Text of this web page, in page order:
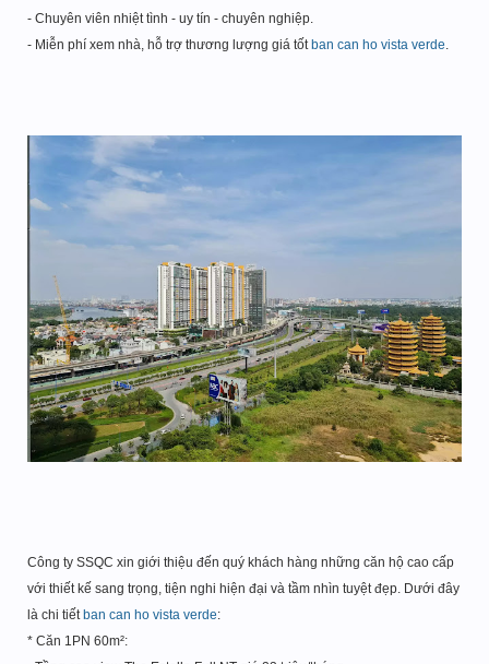
- Chuyên viên nhiệt tình - uy tín - chuyên nghiệp.
- Miễn phí xem nhà, hỗ trợ thương lượng giá tốt ban can ho vista verde.
Công ty SSQC xin giới thiệu đến quý khách hàng những căn hộ cao cấp
với thiết kế sang trọng, tiện nghi hiện đại và tầm nhìn tuyệt đẹp. Dưới đây
là chi tiết ban can ho vista verde:
* Căn 1PN 60m²: